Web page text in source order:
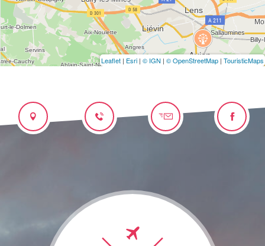
Leaflet | Esri | © IGN | © OpenStreetMap | TouristicMaps